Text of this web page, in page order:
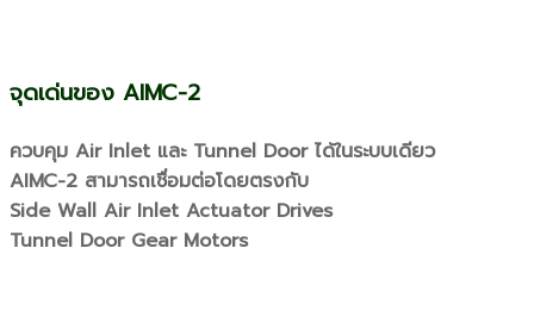
จุดเด่นของ AIMC-2
ควบคุม Air Inlet และ Tunnel Door ได้ในระบบเดียว
AIMC-2 สามารถเชื่อมต่อโดยตรงกับ
Side Wall Air Inlet Actuator Drives
Tunnel Door Gear Motors